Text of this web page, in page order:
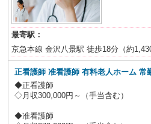
最寄駅：
京急本線 金沢八景駅 徒歩18分（約
正看護師 准看護師 有料老人ホーム 常
◆正看護師
◇月収300,000円～（手当含む）
◆准看護師